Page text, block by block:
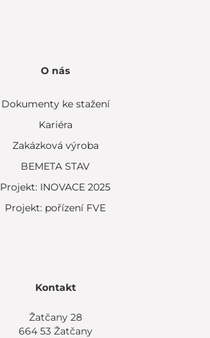
O nás
Dokumenty ke stažení
Kariéra
Zakázková výroba
BEMETA STAV
Projekt: INOVACE 2025
Projekt: pořízení FVE
Kontakt
Žatčany 28
664 53 Žatčany